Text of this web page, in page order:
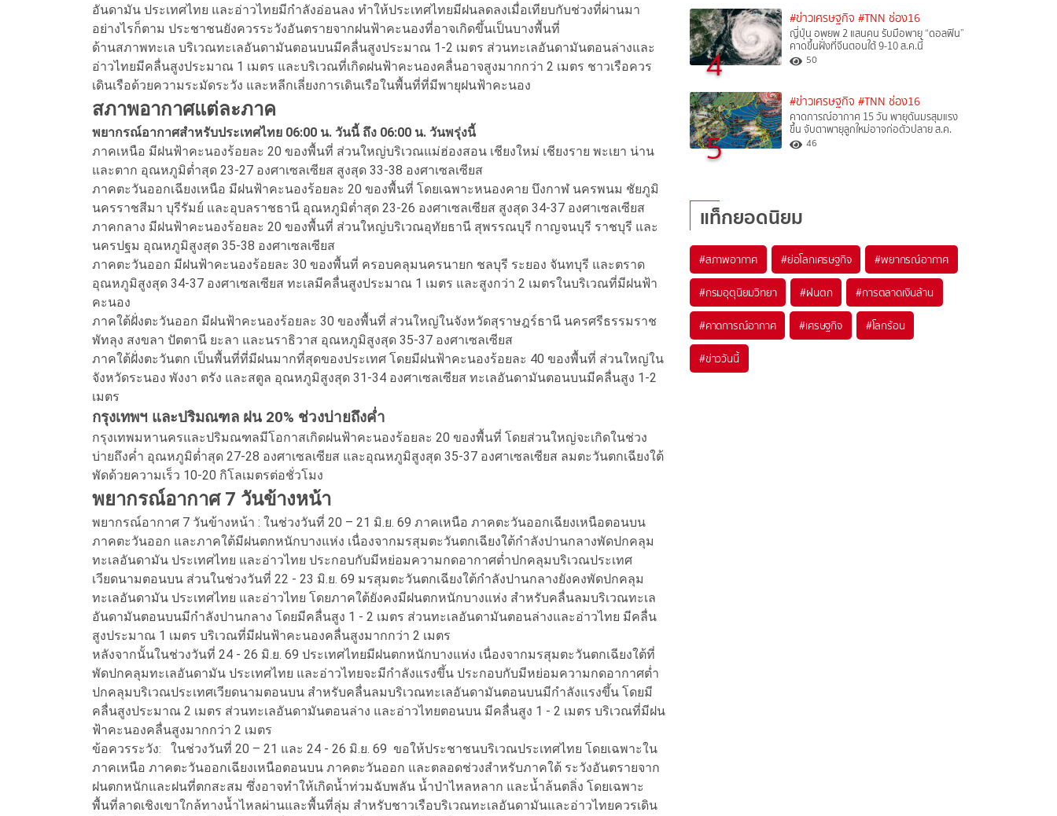
อันดามัน ประเทศไทย และอ่าวไทยมีกำลังอ่อนลง ทำให้ประเทศไทยมีฝนลดลงเมื่อเทียบกับช่วงที่ผ่านมา
อย่างไรก็ตาม ประชาชนยังควรระวังอันตรายจากฝนฟ้าคะนองที่อาจเกิดขึ้นเป็นบางพื้นที่
ด้านสภาพทะเล บริเวณทะเลอันดามันตอนบนมีคลื่นสูงประมาณ 1-2 เมตร ส่วนทะเลอันดามันตอนล่างและ
อ่าวไทยมีคลื่นสูงประมาณ 1 เมตร และบริเวณที่เกิดฝนฟ้าคะนองคลื่นอาจสูงมากกว่า 2 เมตร ชาวเรือควร
เดินเรือด้วยความระมัดระวัง และหลีกเลี่ยงการเดินเรือในพื้นที่ที่มีพายุฝนฟ้าคะนอง
สภาพอากาศแต่ละภาค
พยากรณ์อากาศสำหรับประเทศไทย 06:00 น. วันนี้ ถึง 06:00 น. วันพรุ่งนี้
ภาคเหนือ มีฝนฟ้าคะนองร้อยละ 20 ของพื้นที่ ส่วนใหญ่บริเวณแม่ฮ่องสอน เชียงใหม่ เชียงราย พะเยา น่าน
และตาก อุณหภูมิต่ำสุด 23-27 องศาเซลเซียส สูงสุด 33-38 องศาเซลเซียส
ภาคตะวันออกเฉียงเหนือ มีฝนฟ้าคะนองร้อยละ 20 ของพื้นที่ โดยเฉพาะหนองคาย บึงกาฬ นครพนม ชัยภูมิ
นครราชสีมา บุรีรัมย์ และอุบลราชธานี อุณหภูมิต่ำสุด 23-26 องศาเซลเซียส สูงสุด 34-37 องศาเซลเซียส
ภาคกลาง มีฝนฟ้าคะนองร้อยละ 20 ของพื้นที่ ส่วนใหญ่บริเวณอุทัยธานี สุพรรณบุรี กาญจนบุรี ราชบุรี และ
นครปฐม อุณหภูมิสูงสุด 35-38 องศาเซลเซียส
ภาคตะวันออก มีฝนฟ้าคะนองร้อยละ 30 ของพื้นที่ ครอบคลุมนครนายก ชลบุรี ระยอง จันทบุรี และตราด
อุณหภูมิสูงสุด 34-37 องศาเซลเซียส ทะเลมีคลื่นสูงประมาณ 1 เมตร และสูงกว่า 2 เมตรในบริเวณที่มีฝนฟ้า
คะนอง
ภาคใต้ฝั่งตะวันออก มีฝนฟ้าคะนองร้อยละ 30 ของพื้นที่ ส่วนใหญ่ในจังหวัดสุราษฎร์ธานี นครศรีธรรมราช
พัทลุง สงขลา ปัตตานี ยะลา และนราธิวาส อุณหภูมิสูงสุด 35-37 องศาเซลเซียส
ภาคใต้ฝั่งตะวันตก เป็นพื้นที่ที่มีฝนมากที่สุดของประเทศ โดยมีฝนฟ้าคะนองร้อยละ 40 ของพื้นที่ ส่วนใหญ่ใน
จังหวัดระนอง พังงา ตรัง และสตูล อุณหภูมิสูงสุด 31-34 องศาเซลเซียส ทะเลอันดามันตอนบนมีคลื่นสูง 1-2
เมตร
กรุงเทพฯ และปริมณฑล ฝน 20% ช่วงบ่ายถึงค่ำ
กรุงเทพมหานครและปริมณฑลมีโอกาสเกิดฝนฟ้าคะนองร้อยละ 20 ของพื้นที่ โดยส่วนใหญ่จะเกิดในช่วง
บ่ายถึงค่ำ อุณหภูมิต่ำสุด 27-28 องศาเซลเซียส และอุณหภูมิสูงสุด 35-37 องศาเซลเซียส ลมตะวันตกเฉียงใต้
พัดด้วยความเร็ว 10-20 กิโลเมตรต่อชั่วโมง
พยากรณ์อากาศ 7 วันข้างหน้า
พยากรณ์อากาศ 7 วันข้างหน้า : ในช่วงวันที่ 20 – 21 มิ.ย. 69 ภาคเหนือ ภาคตะวันออกเฉียงเหนือตอนบน
ภาคตะวันออก และภาคใต้มีฝนตกหนักบางแห่ง เนื่องจากมรสุมตะวันตกเฉียงใต้กำลังปานกลางพัดปกคลุม
ทะเลอันดามัน ประเทศไทย และอ่าวไทย ประกอบกับมีหย่อมความกดอากาศต่ำปกคลุมบริเวณประเทศ
เวียดนามตอนบน ส่วนในช่วงวันที่ 22 - 23 มิ.ย. 69 มรสุมตะวันตกเฉียงใต้กำลังปานกลางยังคงพัดปกคลุม
ทะเลอันดามัน ประเทศไทย และอ่าวไทย โดยภาคใต้ยังคงมีฝนตกหนักบางแห่ง สำหรับคลื่นลมบริเวณทะเล
อันดามันตอนบนมีกำลังปานกลาง โดยมีคลื่นสูง 1 - 2 เมตร ส่วนทะเลอันดามันตอนล่างและอ่าวไทย มีคลื่น
สูงประมาณ 1 เมตร บริเวณที่มีฝนฟ้าคะนองคลื่นสูงมากกว่า 2 เมตร
หลังจากนั้นในช่วงวันที่ 24 - 26 มิ.ย. 69 ประเทศไทยมีฝนตกหนักบางแห่ง เนื่องจากมรสุมตะวันตกเฉียงใต้ที่
พัดปกคลุมทะเลอันดามัน ประเทศไทย และอ่าวไทยจะมีกำลังแรงขึ้น ประกอบกับมีหย่อมความกดอากาศต่ำ
ปกคลุมบริเวณประเทศเวียดนามตอนบน สำหรับคลื่นลมบริเวณทะเลอันดามันตอนบนมีกำลังแรงขึ้น โดยมี
คลื่นสูงประมาณ 2 เมตร ส่วนทะเลอันดามันตอนล่าง และอ่าวไทยตอนบน มีคลื่นสูง 1 - 2 เมตร บริเวณที่มีฝน
ฟ้าคะนองคลื่นสูงมากกว่า 2 เมตร
ข้อควรระวัง: ในช่วงวันที่ 20 – 21 และ 24 - 26 มิ.ย. 69 ขอให้ประชาชนบริเวณประเทศไทย โดยเฉพาะใน
ภาคเหนือ ภาคตะวันออกเฉียงเหนือตอนบน ภาคตะวันออก และตลอดช่วงสำหรับภาคใต้ ระวังอันตรายจาก
ฝนตกหนักและฝนที่ตกสะสม ซึ่งอาจทำให้เกิดน้ำท่วมฉับพลัน น้ำป่าไหลหลาก และน้ำล้นตลิ่ง โดยเฉพาะ
พื้นที่ลาดเชิงเขาใกล้ทางน้ำไหลผ่านและพื้นที่ลุ่ม สำหรับชาวเรือบริเวณทะเลอันดามันและอ่าวไทยควรเดิน
4
#ข่าวเศรษฐกิจ #TNN ช่อง16
ญี่ปุ่น อพยพ 2 แสนคน รับมือพายุ “ดอลฟิน”
คาดขึ้นฝั่งที่จีนตอนใต้ 9-10 ส.ค.นี้
50
5
#ข่าวเศรษฐกิจ #TNN ช่อง16
คาดการณ์อากาศ 15 วัน พายุดันมรสุมแรง
ขึ้น จับตาพายุลูกใหม่อาจก่อตัวปลาย ส.ค.
46
แท็กยอดนิยม
#สภาพอากาศ #ย่อโลกเศรษฐกิจ #พยากรณ์อากาศ
#กรมอุตุนิยมวิทยา #ฝนตก #การตลาดเงินล้าน
#คาดการณ์อากาศ #เศรษฐกิจ #โลกร้อน
#ข่าววันนี้